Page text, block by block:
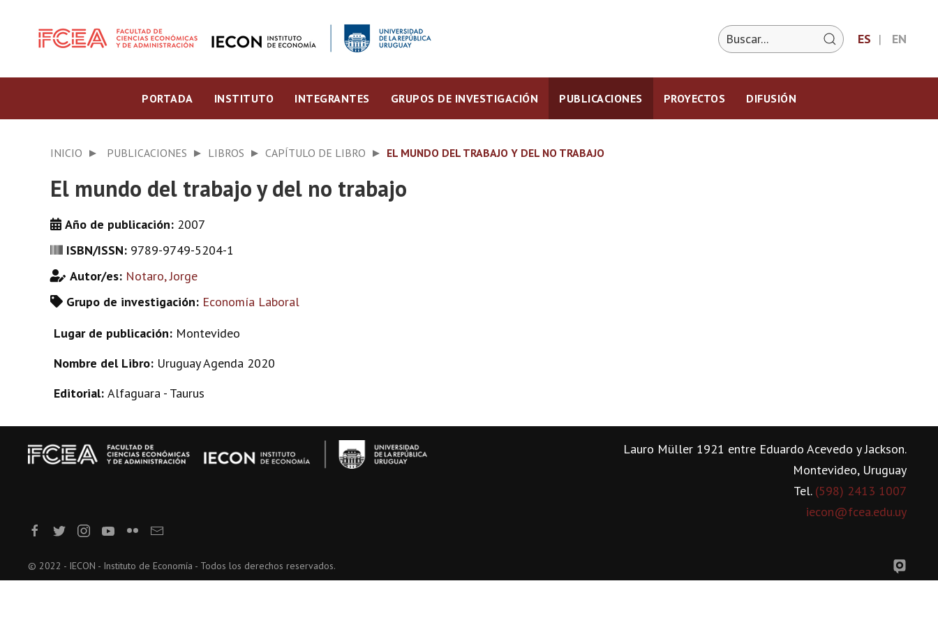
ES EN
PORTADA INSTITUTO INTEGRANTES GRUPOS DE INVESTIGACIÓN PUBLICACIONES PROYECTOS DIFUSIÓN
INICIO PUBLICACIONES LIBROS CAPÍTULO DE LIBRO EL MUNDO DEL TRABAJO Y DEL NO TRABAJO
El mundo del trabajo y del no trabajo
Año de publicación: 2007
ISBN/ISSN: 9789-9749-5204-1
Autor/es: Notaro, Jorge
Grupo de investigación: Economía Laboral
Lugar de publicación: Montevideo
Nombre del Libro: Uruguay Agenda 2020
Editorial: Alfaguara - Taurus
Lauro Müller 1921 entre Eduardo Acevedo y Jackson.
Montevideo, Uruguay
Tel. (598) 2413 1007
iecon@fcea.edu.uy
© 2022 - IECON - Instituto de Economía - Todos los derechos reservados.